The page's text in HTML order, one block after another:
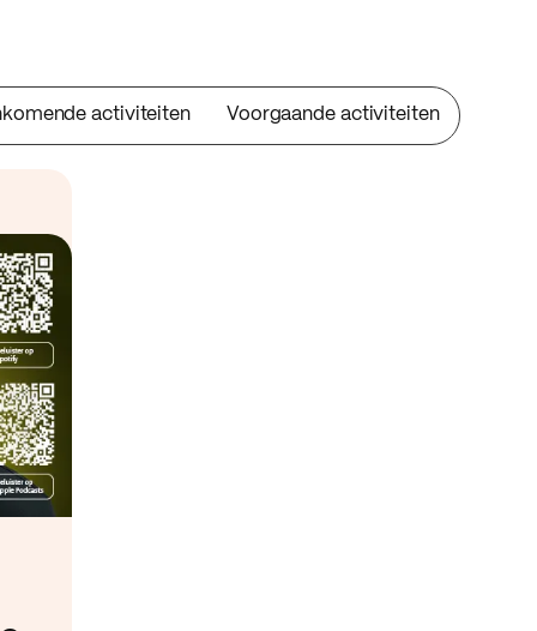
activiteiten Voorgaande activiteiten